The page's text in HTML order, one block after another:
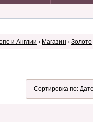
и Англии › Магазин › Золото